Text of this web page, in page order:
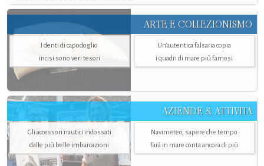
ARTE E COLLEZIONISMO
I denti di capodoglio
incisi sono veri tesori
Un’autentica falsaria copia
i quadri di mare più famosi
AZIENDE & ATTIVITÀ
Gli accessori nautici indossati
dalle più belle imbarcazioni
Navimeteo, sapere che tempo
farà in mare conta ancora di più